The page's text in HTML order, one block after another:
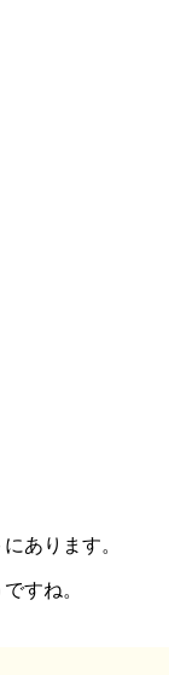
あります。
すね。